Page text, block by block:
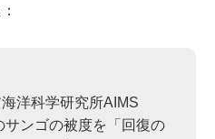
洋科学研究所AIMS
ンゴの被度を「回復の